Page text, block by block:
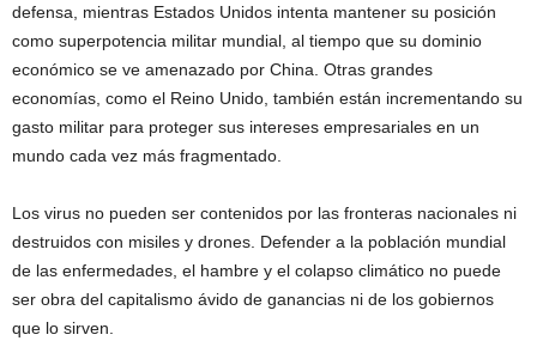
defensa, mientras Estados Unidos intenta mantener su posición
como superpotencia militar mundial, al tiempo que su dominio
económico se ve amenazado por China. Otras grandes
economías, como el Reino Unido, también están incrementando su
gasto militar para proteger sus intereses empresariales en un
mundo cada vez más fragmentado.
Los virus no pueden ser contenidos por las fronteras nacionales ni
destruidos con misiles y drones. Defender a la población mundial
de las enfermedades, el hambre y el colapso climático no puede
ser obra del capitalismo ávido de ganancias ni de los gobiernos
que lo sirven.